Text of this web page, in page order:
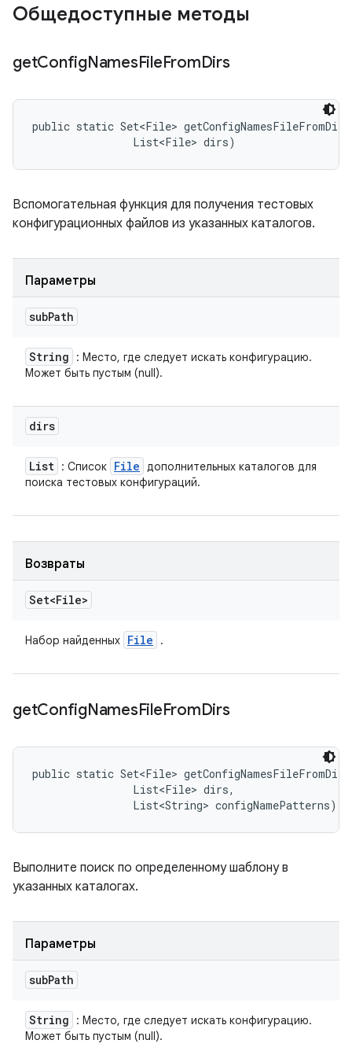
Общедоступные методы
getConfigNamesFileFromDirs
public static Set<File>
                List<File> dirs)
Вспомогательная функция для получения тестовых
конфигурационных файлов из указанных каталогов.
Параметры
subPath
String
: Место, где следует искать конфигурацию.
Может быть пустым (null).
dirs
List : Список File дополнительных каталогов для
поиска тестовых конфигураций.
Возвраты
Set<File>
Набор найденных File .
getConfigNamesFileFromDirs
public static Set<File>
                List<File> dirs,
                List<String> configNamePatterns)
Выполните поиск по определенному шаблону в
указанных каталогах.
Параметры
subPath
String
: Место, где следует искать конфигурацию.
Может быть пустым (null).